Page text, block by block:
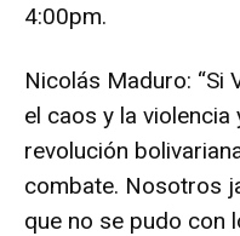
4:00pm.
Nicolás Maduro: “Si
el caos y la
revolución
combate. Nosotros
que no se pudo con